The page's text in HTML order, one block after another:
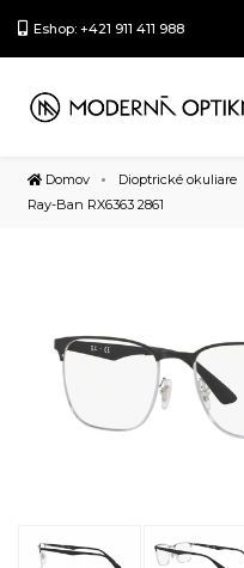
Eshop: +421 911 411 988
Domov Dioptrické okuliare
Ray-Ban RX6363 2861